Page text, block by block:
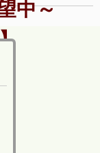
中～